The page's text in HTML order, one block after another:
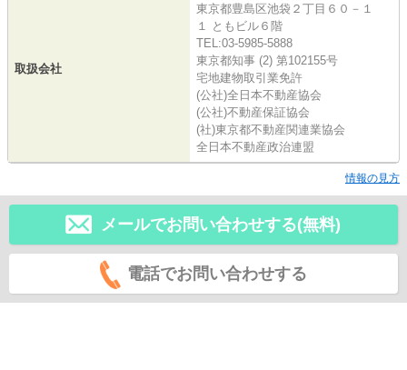
取扱会社
東京都豊島区池袋２丁目６０－１
１ ともビル６階
TEL:03-5985-5888
東京都知事 (2) 第102155号
宅地建物取引業免許
(公社)全日本不動産協会
(公社)不動産保証協会
(社)東京都不動産関連業協会
全日本不動産政治連盟
情報の見方
メールでお問い合わせする(無料)
電話でお問い合わせする